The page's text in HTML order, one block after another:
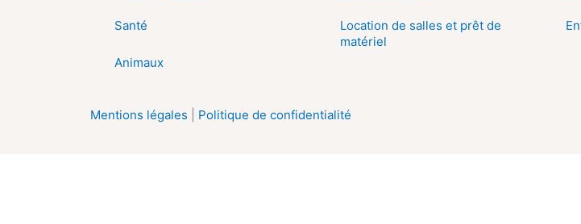
Santé
Animaux
Location de salles et prêt de
matériel
Mentions légales Politique de confidentialité